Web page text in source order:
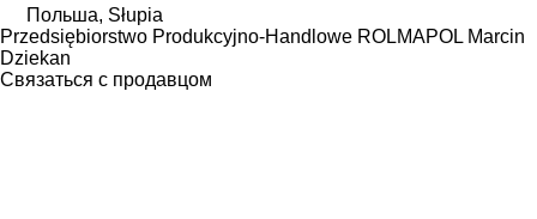
Польша, Słupia
Przedsiębiorstwo Produkcyjno-Handlowe ROLMAPOL Marcin
Dziekan
Связаться с продавцом